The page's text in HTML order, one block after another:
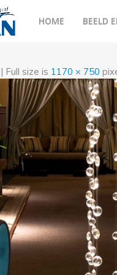
HOME BEELD
| Full size is 1170 × 750